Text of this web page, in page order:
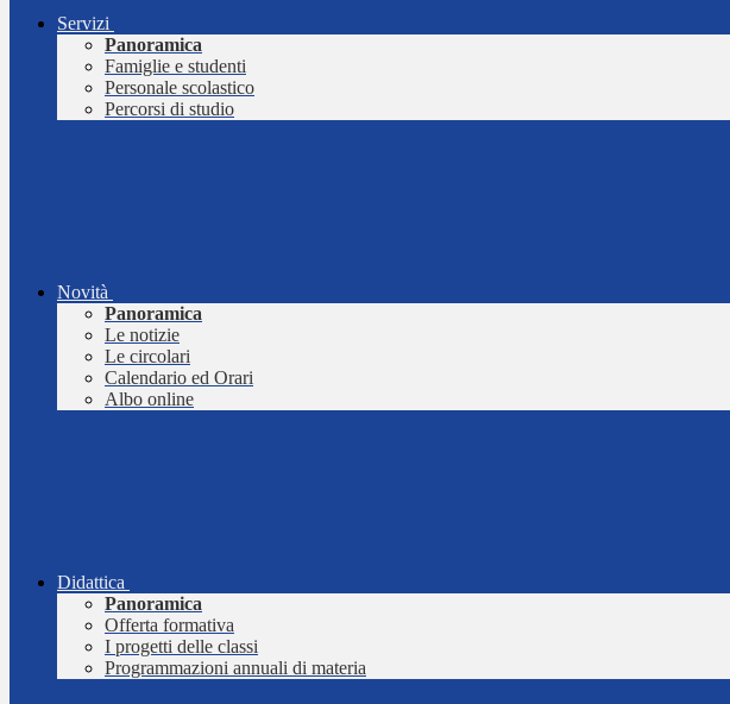
Servizi
Panoramica
Famiglie e studenti
Personale scolastico
Percorsi di studio
Novità
Panoramica
Le notizie
Le circolari
Calendario ed Orari
Albo online
Didattica
Panoramica
Offerta formativa
I progetti delle classi
Programmazioni annuali di materia